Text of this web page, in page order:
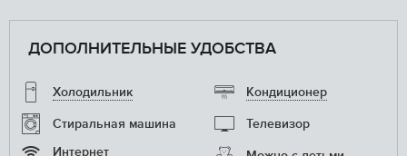
ДОПОЛНИТЕЛЬНЫЕ УДОБСТВА
Холодильник Кондиционер
Стиральная машина
Телевизор
Интернет